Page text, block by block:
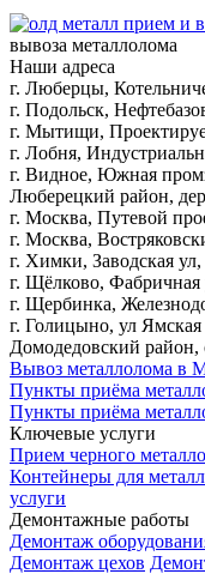
вывоза металлолома
Наши адреса
г. Люберцы,
г. Подольск,
г. Мытищи,
г. Лобня,
г. Видное, Южная
Люберецкий район,
г. Москва, Путевой
г. Москва,
г. Химки, Заводская ул,
г. Щёлково, Фабричная
г. Щербинка,
г. Голицыно, ул Ямская
Домодедовский район,
Вывоз металлолома в
Пункты приёма
Пункты приёма
Ключевые услуги
Прием черного
Контейнеры для
услуги
Демонтажные работы
Демонтаж
Демонтаж цехов